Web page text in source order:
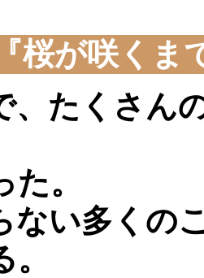
桜が咲くま
、たくさん
。
ない多くの